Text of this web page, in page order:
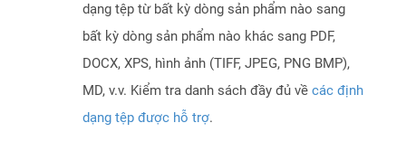
dạng tệp từ bất kỳ dòng sản phẩm nào sang
bất kỳ dòng sản phẩm nào khác sang PDF,
DOCX, XPS, hình ảnh (TIFF, JPEG, PNG BMP),
MD, v.v. Kiểm tra danh sách đầy đủ về các định
dạng tệp được hỗ trợ.